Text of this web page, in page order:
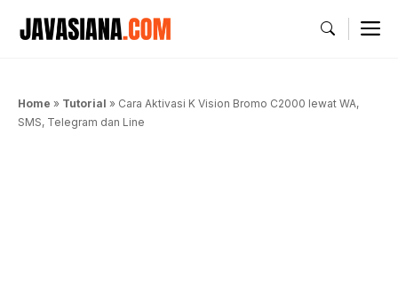
Home » Tutorial » Cara Aktivasi K Vision Bromo C2000 lewat WA,
SMS, Telegram dan Line